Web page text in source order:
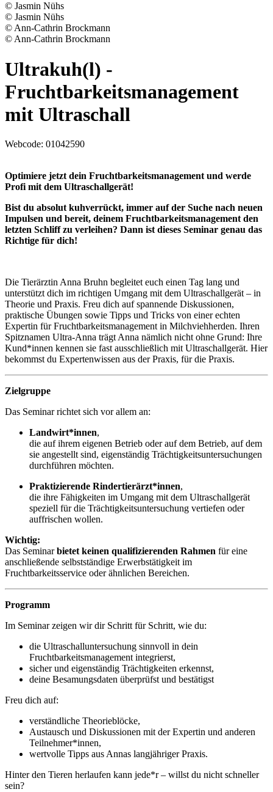
© Jasmin Nühs
© Jasmin Nühs
© Ann-Cathrin Brockmann
© Ann-Cathrin Brockmann
Ultrakuh(l) -
Fruchtbarkeitsmanagement
mit Ultraschall
Webcode: 01042590
Optimiere jetzt dein Fruchtbarkeitsmanagement und werde
Profi mit dem Ultraschallgerät!
Bist du absolut kuhverrückt, immer auf der Suche nach neuen
Impulsen und bereit, deinem Fruchtbarkeitsmanagement den
letzten Schliff zu verleihen? Dann ist dieses Seminar genau das
Richtige für dich!
Die Tierärztin Anna Bruhn begleitet euch einen Tag lang und
unterstützt dich im richtigen Umgang mit dem Ultraschallgerät – in
Theorie und Praxis. Freu dich auf spannende Diskussionen,
praktische Übungen sowie Tipps und Tricks von einer echten
Expertin für Fruchtbarkeitsmanagement in Milchviehherden. Ihren
Spitznamen Ultra-Anna trägt Anna nämlich nicht ohne Grund: Ihre
Kund*innen kennen sie fast ausschließlich mit Ultraschallgerät. Hier
bekommst du Expertenwissen aus der Praxis, für die Praxis.
Zielgruppe
Das Seminar richtet sich vor allem an:
Landwirt*innen,
die auf ihrem eigenen Betrieb oder auf dem Betrieb, auf dem
sie angestellt sind, eigenständig Trächtigkeitsuntersuchungen
durchführen möchten.
Praktizierende Rindertierärzt*innen,
die ihre Fähigkeiten im Umgang mit dem Ultraschallgerät
speziell für die Trächtigkeitsuntersuchung vertiefen oder
auffrischen wollen.
Wichtig:
Das Seminarbietet keinen qualifizierenden Rahmen für eine
anschließende selbstständige Erwerbstätigkeit im
Fruchtbarkeitsservice oder ähnlichen Bereichen.
Programm
Im Seminar zeigen wir dir Schritt für Schritt, wie du:
die Ultraschalluntersuchung sinnvoll in dein
Fruchtbarkeitsmanagement integrierst,
sicher und eigenständig Trächtigkeiten erkennst,
deine Besamungsdaten überprüfst und bestätigst
Freu dich auf:
verständliche Theorieblöcke,
Austausch und Diskussionen mit der Expertin und anderen
Teilnehmer*innen,
wertvolle Tipps aus Annas langjähriger Praxis.
Hinter den Tieren herlaufen kann jede*r – willst du nicht schneller
sein?